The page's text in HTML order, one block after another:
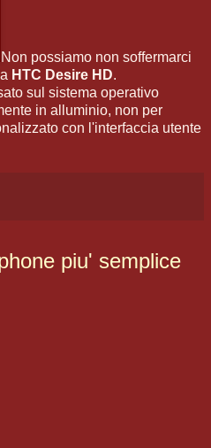
Non possiamo non soffermarci
HTC Desire HD.
sul sistema operativo
in alluminio, non per
con l'interfaccia utente
piu' semplice